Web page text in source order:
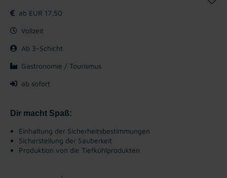
ab EUR 17,50
Vollzeit
Ab 3-Schicht
Gastronomie / Tourismus
ab sofort
Dir macht Spaß:
Einhaltung der Sicherheitsbestimmungen
Sicherstellung der Sauberkeit
Produktion von die Tiefkühlprodukten